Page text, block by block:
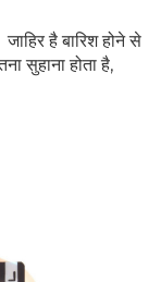
है बारिश होने से
सुहाना होता है,